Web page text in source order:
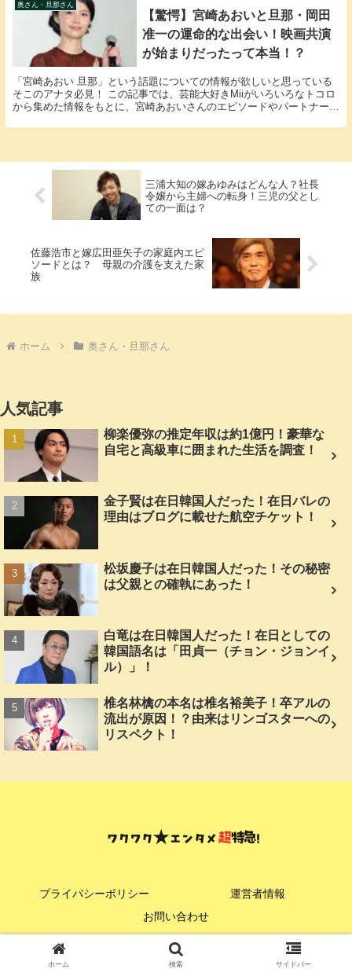
奥さん・旦那さん
【驚愕】宮崎あおいと旦那・岡田
准一の運命的な出会い！映画共演
が始まりだったって本当！？
「宮崎あおい 旦那」という話題についての情報が欲しいと思っている
そこのアナタ必見！ この記事では、芸能大好きMiiがいろいろなトコロ
から集めた情報をもとに、宮崎あおいさんのエピソードやパートナーに
三浦大知の嫁あゆみはどんな人？社長
令嬢から主婦への転身！三児の父とし
ての一面は？
佐藤浩市と嫁広田亜矢子の家庭内エピ
ソードとは？ 母親の介護を支えた家
族
ホーム 奥さん・旦那さん
人気記事
柳楽優弥の推定年収は約1億円！豪華な
自宅と高級車に囲まれた生活を調査！
金子賢は在日韓国人だった！在日バレの
理由はブログに載せた航空チケット！
松坂慶子は在日韓国人だった！その秘密
は父親との確執にあった！
白竜は在日韓国人だった！在日としての
韓国語名は「田貞一（チョン・ジョンイ
ル）」！
椎名林檎の本名は椎名裕美子！卒アルの
流出が原因！？由来はリンゴスターへの
リスペクト！
プライパシーポリシー
運営者情報
お問い合わせ
© 2024 ワクワク★エンタメ超特急！.
ホーム 検索 サイドバー